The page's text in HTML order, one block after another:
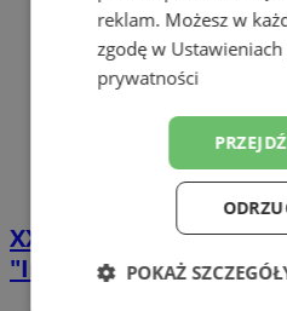
XXXIII Plener
"Impresje z Gór
reklam. Możesz w
zgodę w
prywatności
POKAŻ